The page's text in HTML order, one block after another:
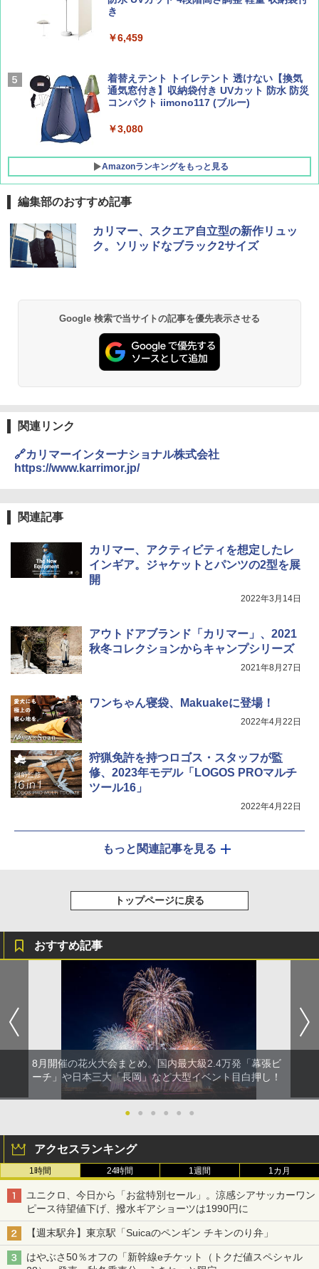
集】ボーイング110周年を祝して！
￥1,760
球の歩き方A ヨーロッパ
￥2,479
ュ(BC仕様) PATC-150B(EB)
￥9,990
[キャンパーズコレクション 山善] 傘みたいに
広げるだけ パッとサッとテント キューブワ
イド ブラックコーティング フルクローズ メ
ATCW-150B エクルベージュ
き
￥6,459
着替えテント トイレテント 透けない【換気
通気窓付き】収納袋付き UVカット 防水 防災
コンパクト iimono117 (ブルー)
￥3,080
Amazonランキングをもっと見る
編集部のおすすめ記事
カリマー、スクエア自立型の新作リュッ
ク。ソリッドなブラック2サイズ
Google 検索で当サイトの記事を優先表示させる
関連リンク
🔗カリマーインターナショナル株式会社
https://www.karrimor.jp/
関連記事
カリマー、アクティビティを想定したレ
インギア。ジャケットとパンツの2型を展
開
2022年3月14日
アウトドアブランド「カリマー」、2021
秋冬コレクションからキャンプシリーズ
2021年8月27日
ワンちゃん寝袋、Makuakeに登場！
2022年4月22日
狩猟免許を持つロゴス・スタッフが監
修、2023年モデル「LOGOS PROマルチ
ツール16」
2022年4月22日
もっと関連記事を見る
トップページに戻る
おすすめ記事
8月開催の花火大会まとめ。国内最大級2.4万発「幕張ビ
ーチ」や日本三大「長岡」など大型イベント目白押し！
● ● ● ● ● ●
アクセスランキング
1時間 24時間 1週間 1カ月
ユニクロ、今日から「お盆特別セール」。涼感シアサッカーワン
ピース待望値下げ、撥水ギアショーツは1990円に
【週末駅弁】東京駅「Suicaのペンギン チキンのり弁」
はやぶさ50％オフの「新幹線eチケット（トクだ値スペシャル